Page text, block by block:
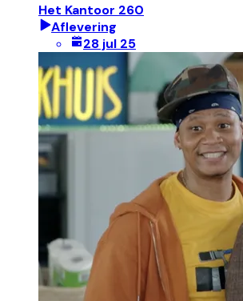
Het Kantoor 260
Aflevering
28 jul 25